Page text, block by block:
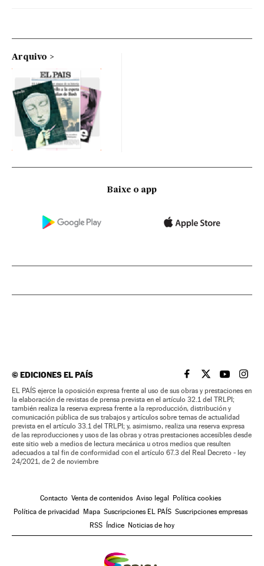
Arquivo
Baixe o app
©EDICIONES EL PAÍS EL PAÍS BRASIL EN
EL PAÍSEL PAÍS
EL
EL PAÍS ejerce la oposición expresa frente al uso de sus obras y prestaciones en
la elaboración de revistas de prensa prevista en el artículo 32.1 del TRLPI;
también realiza la reserva expresa frente a la reproducción, distribución y
comunicación pública de sus trabajos y artículos sobre temas de actualidad
prevista en el artículo 33.1 del TRLPI; y, asimismo, realiza una reserva expresa
de las reproducciones y usos de las obras y otras prestaciones accesibles desde
este sitio web a medios de lectura mecánica u otros medios que resulten
adecuados a tal fin de conformidad con el artículo 67.3 del Real Decreto - ley
24/2021, de 2 de noviembre
Contacto Venta de contenidos Aviso legal
Política cookies
Política de privacidad
Mapa Suscripciones EL PAÍS Suscripciones empresas
RSS
Índice Noticias de hoy